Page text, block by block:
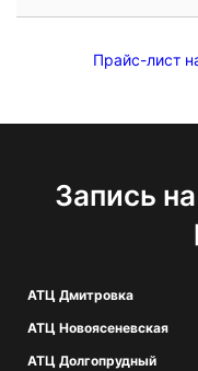
Прайс-лист
Запись
АТЦ Дмитровка
АТЦ Новоясеневская
АТЦ Долгопрудный